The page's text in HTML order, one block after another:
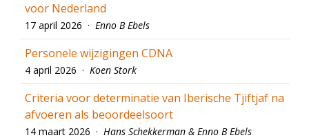
voor Nederland
17 april 2026 · Enno B Ebels
Personele wijzigingen CDNA
4 april 2026 · Koen Stork
Criteria voor determinatie van Iberische Tjiftjaf na
afvoeren als beoordeelsoort
14 maart 2026 · Hans Schekkerman & Enno B Ebels